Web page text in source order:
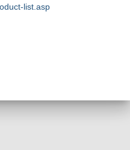
list.asp